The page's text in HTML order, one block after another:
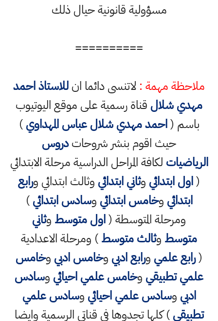
مسؤولية قانونية حيال ذلك
==========
ملاحظة مهمة : لاتنسى دائما انللاستاذ احمد
مهدي شلال قناة رسمية على موقع اليوتيوب
باسم (احمد مهدي شلال عباس المهداوي)
حيث اقوم بنشر شروحاتدروس
الرياضيات لكافة المراحل الدراسية مرحلة الابتدائي
(اول ابتدائي وثاني ابتدائي وثالث ابتدائي ورابع
ابتدائي وخامس ابتدائي وسادس ابتدائي)
ومرحلة المتوسطة (اول متوسط وثاني
متوسط وثالث متوسط) ومرحلة الاعدادية
(رابع علمي ورابع ادبي وخامس ادبي وخامس
علمي تطبيقي وخامس علمي احيائي وسادس
ادبي وسادس علمي احيائي وسادس علمي
تطبيقي) كلها تجدوها في قناتي الرسمية وايضا